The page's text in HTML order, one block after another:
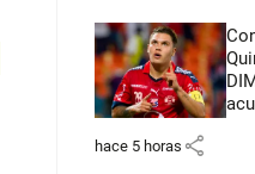
hace 5 horas share